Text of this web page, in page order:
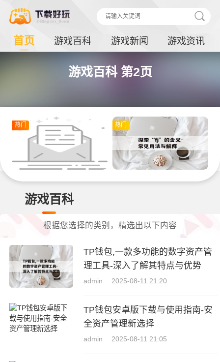
首页 游戏百科 游戏新闻 游戏资讯
游戏百科 第2页
热门 热门
游戏百科
根据您选择的类别，精选出以下内容
TP钱包,一款多功能的数字资产管
理工具-深入了解其特点与优势
admin 2025-08-11 21:20
TP钱包安卓版下载与使用指南-安
全资产管理新选择
admin 2025-08-11 21:05